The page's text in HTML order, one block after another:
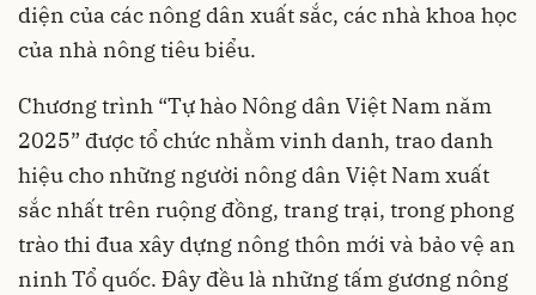
diện của các nông dân xuất sắc, các nhà khoa học
của nhà nông tiêu biểu.
Chương trình “Tự hào Nông dân Việt Nam năm
2025” được tổ chức nhằm vinh danh, trao danh
hiệu cho những người nông dân Việt Nam xuất
sắc nhất trên ruộng đồng, trang trại, trong phong
trào thi đua xây dựng nông thôn mới và bảo vệ an
ninh Tổ quốc. Đây đều là những tấm gương nông